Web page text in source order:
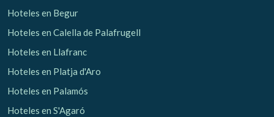
Hoteles en Begur
Hoteles en Calella de Palafrugell
Hoteles en Llafranc
Hoteles en Platja d'Aro
Hoteles en Palamós
Hoteles en S'Agaró